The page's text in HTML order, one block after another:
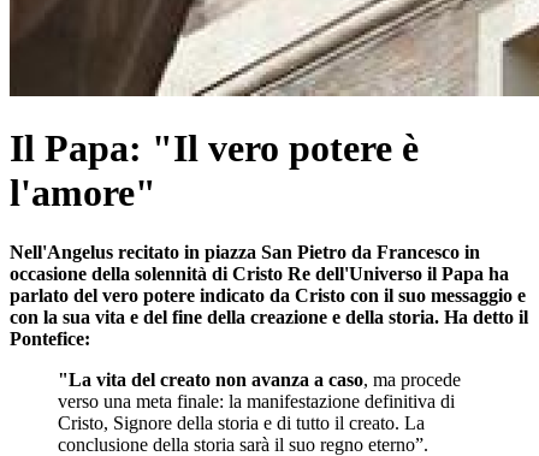
Il Papa: "Il vero potere è
l'amore"
Nell'Angelus recitato in piazza San Pietro da Francesco in
occasione della solennità di Cristo Re dell'Universo il Papa ha
parlato del vero potere indicato da Cristo con il suo messaggio e
con la sua vita e del fine della creazione e della storia. Ha detto il
Pontefice:
"La vita del creato non avanza a caso, ma procede
verso una meta finale: la manifestazione definitiva di
Cristo, Signore della storia e di tutto il creato. La
conclusione della storia sarà il suo regno eterno”.